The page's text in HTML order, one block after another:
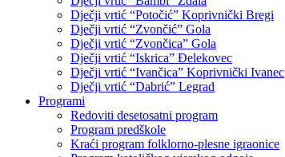
Dječji vrtić “Potočić” Koprivnički Bregi
Dječji vrtić “Zvončić” Gola
Dječji vrtić “Zvončica” Gola
Dječji vrtić “Iskrica” Đelekovec
Dječji vrtić “Ivančica” Koprivnički Ivanec
Dječji vrtić “Dabrić” Legrad
Programi
Redoviti desetosatni program
Program predškole
Kraći program folklorno-plesne igraonice